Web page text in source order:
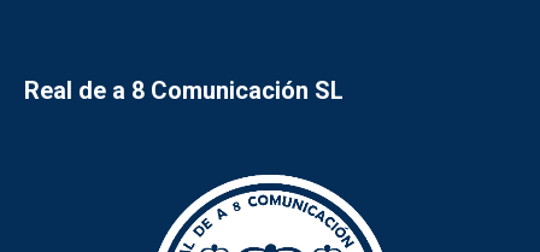
Real de a 8 Comunicación SL